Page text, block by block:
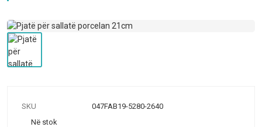
SKU
047FAB19-5280-2640
Në stok